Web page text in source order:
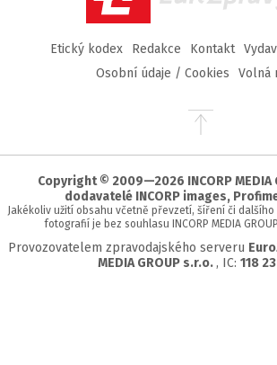
Etický kodex Redakce Kontakt
Osobní údaje / Cookies
Volná
Přejít
stránky
Copyright © 2009—2026 INCORP MEDIA
dodavatelé INCORP images,
Jakékoliv užití obsahu včetně převzetí, šíření či
fotografií je bez souhlasu INCORP MEDIA
Provozovatelem zpravodajského serveru
MEDIA GROUP s.r.o. , IC: 118